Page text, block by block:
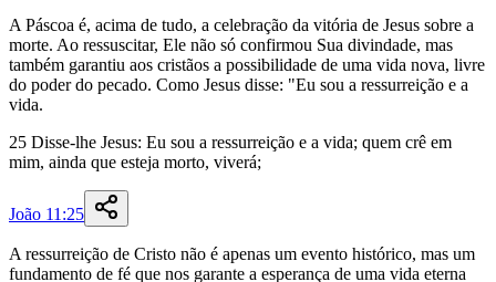
A Páscoa é, acima de tudo, a celebração da vitória de Jesus sobre a
morte. Ao ressuscitar, Ele não só confirmou Sua divindade, mas
também garantiu aos cristãos a possibilidade de uma vida nova, livre
do poder do pecado. Como Jesus disse: "Eu sou a ressurreição e a
vida.
25 Disse-lhe Jesus: Eu sou a ressurreição e a vida; quem crê em
mim, ainda que esteja morto, viverá;
João 11:25
A ressurreição de Cristo não é apenas um evento histórico, mas um
fundamento de fé que nos garante a esperança de uma vida eterna